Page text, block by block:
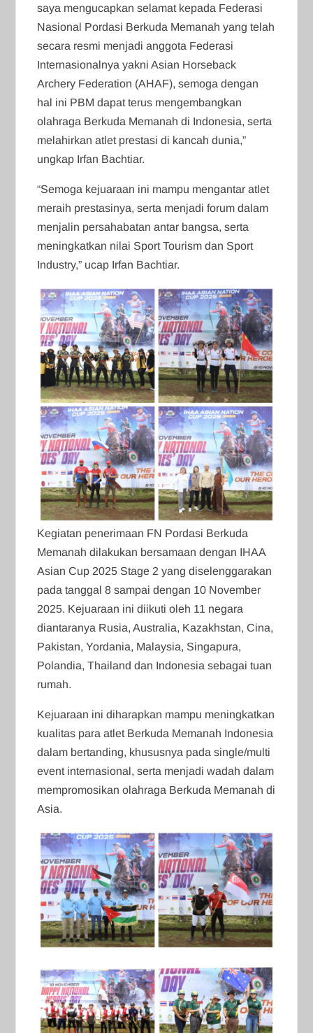
saya mengucapkan selamat kepada Federasi
Nasional Pordasi Berkuda Memanah yang telah
secara resmi menjadi anggota Federasi
Internasionalnya yakni Asian Horseback
Archery Federation (AHAF), semoga dengan
hal ini PBM dapat terus mengembangkan
olahraga Berkuda Memanah di Indonesia, serta
melahirkan atlet prestasi di kancah dunia,”
ungkap Irfan Bachtiar.
“Semoga kejuaraan ini mampu mengantar atlet
meraih prestasinya, serta menjadi forum dalam
menjalin persahabatan antar bangsa, serta
meningkatkan nilai Sport Tourism dan Sport
Industry,” ucap Irfan Bachtiar.
Kegiatan penerimaan FN Pordasi Berkuda
Memanah dilakukan bersamaan dengan IHAA
Asian Cup 2025 Stage 2 yang diselenggarakan
pada tanggal 8 sampai dengan 10 November
2025. Kejuaraan ini diikuti oleh 11 negara
diantaranya Rusia, Australia, Kazakhstan, Cina,
Pakistan, Yordania, Malaysia, Singapura,
Polandia, Thailand dan Indonesia sebagai tuan
rumah.
Kejuaraan ini diharapkan mampu meningkatkan
kualitas para atlet Berkuda Memanah Indonesia
dalam bertanding, khususnya pada single/multi
event internasional, serta menjadi wadah dalam
mempromosikan olahraga Berkuda Memanah di
Asia.